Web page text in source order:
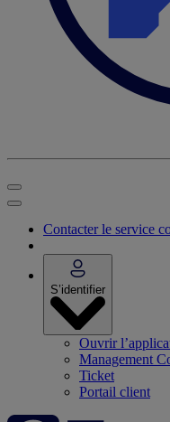
Contacter le service
S’identifier
Ouvrir
Management
Ticket
Portail client